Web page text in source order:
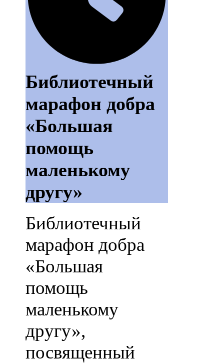
Библиотечный
марафон добра
«Большая
помощь
маленькому
другу»
Библиотечный
марафон добра
«Большая
помощь
маленькому
другу»,
посвященный